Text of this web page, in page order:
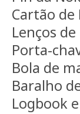
Cartão de
Lenços
Porta-
Bola de
Baralho
Logbook